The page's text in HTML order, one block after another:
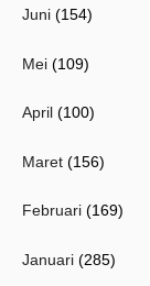
Juni (154)
Mei (109)
April (100)
Maret (156)
Februari (169)
Januari (285)